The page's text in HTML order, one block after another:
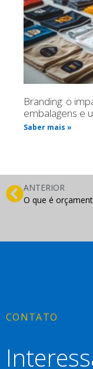
Branding: o
embalagens e
Saber mais »
ANTERIOR
CONTATO